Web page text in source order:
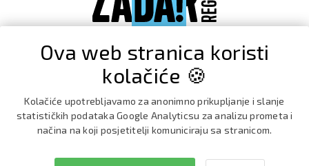
Ova web stranica koristi
kolačiće 🍪
Kolačiće upotrebljavamo za anonimno prikupljanje i slanje
statističkih podataka Google Analyticsu za analizu prometa i
načina na koji posjetitelji komuniciraju sa stranicom.